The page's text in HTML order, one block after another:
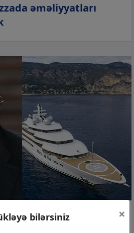
əməliyyatları
müsadirə olunan
bilərsiniz ×